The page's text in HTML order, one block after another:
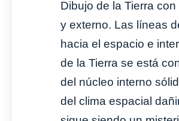
Dibujo de la Tierra
y externo. Las líneas
hacia el espacio e
de la Tierra se está
del núcleo interno
del clima espacial